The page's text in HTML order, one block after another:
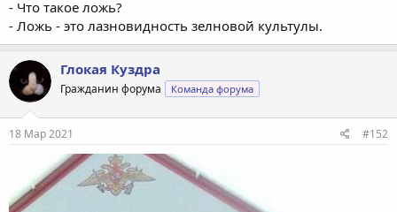
и
я
- Что такое ложь?
- Ложь - это лазновидность зелновой культулы.
Глокая Куздра
Гражданин форума Команда форума
18 Мар 2021 #152